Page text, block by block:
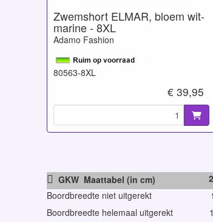
Zwemshort ELMAR, bloem wit-
marine - 8XL
Adamo Fashion
80563-8XL
€ 39,95
 GKW Maattabel (in cm)
Boordbreedte niet uitgerekt
Boordbreedte helemaal uitgerekt